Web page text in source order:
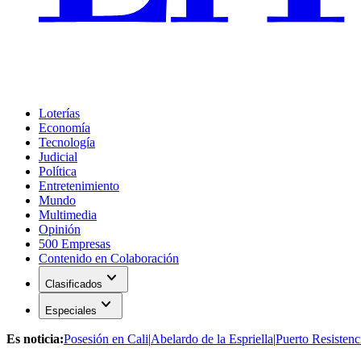
Loterías
Economía
Tecnología
Judicial
Política
Entretenimiento
Mundo
Multimedia
Opinión
500 Empresas
Contenido en Colaboración
Clasificados expand_more
Especiales expand_more
Es noticia:Posesión en Cali|Abelardo de la Espriella|Puerto